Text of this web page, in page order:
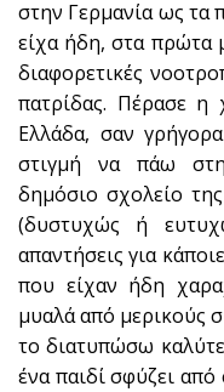
στην Γερμανία ως τα
είχα ήδη, στα πρώτα
διαφορετικές
πατρίδας. Πέρασε η
Ελλάδα, σαν
στιγμή να πάω
δημόσιο σχολείο
(δυστυχώς ή
απαντήσεις για
που είχαν ήδη
μυαλά από μερικούς
το διατυπώσω
ένα παιδί σφύζει